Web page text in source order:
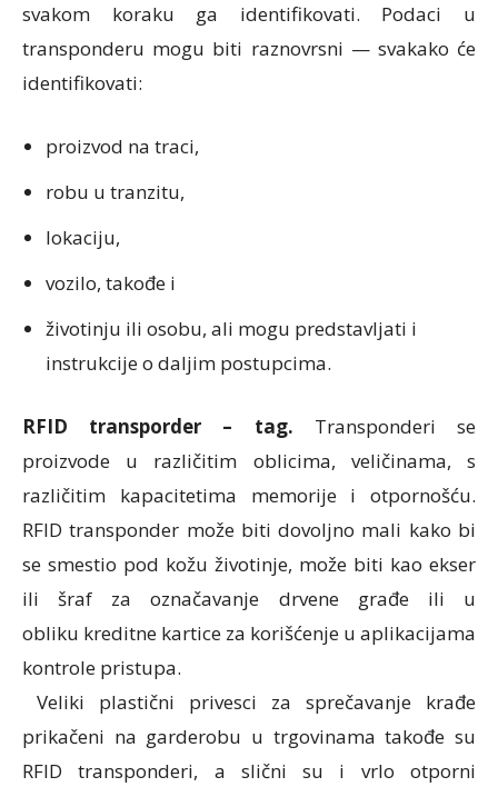
svakom koraku ga identifikovati. Podaci u
transponderu mogu biti raznovrsni — svakako će
identifikovati:
proizvod na traci,
robu u tranzitu,
lokaciju,
vozilo, takođe i
životinju ili osobu, ali mogu predstavljati i
instrukcije o daljim postupcima.
RFID transporder – tag.
Transponderi se
proizvode u različitim oblicima, veličinama, s
različitim kapacitetima memorije i otpornošću.
RFID transponder može biti dovoljno mali kako bi
se smestio pod kožu životinje, može biti kao ekser
ili šraf za označavanje drvene građe ili u
obliku kreditne kartice za korišćenje u aplikacijama
kontrole pristupa.
Veliki plastični privesci za sprečavanje krađe
prikačeni na garderobu u trgovinama takođe su
RFID transponderi, a slični su i vrlo otporni